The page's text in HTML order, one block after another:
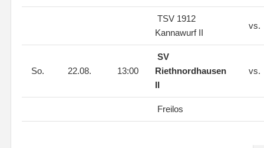
TSV 1912
Kannawurf II
vs.
So. 22.08. 13:00
SV
Riethnordhausen
II
vs.
Freilos